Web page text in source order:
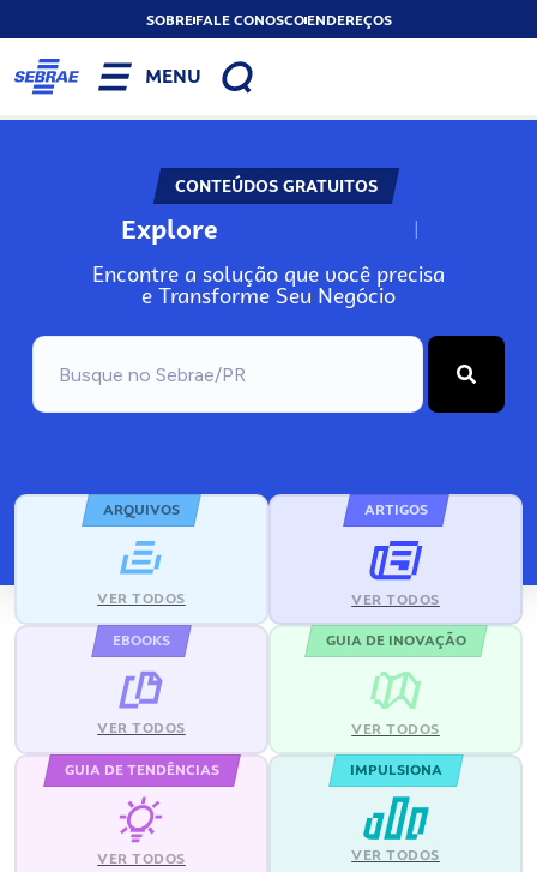
SOBREFALE CONOSCOENDEREÇOS
MENU
CONTEÚDOS GRATUITOS
Explore N
Encontre a solução que você precisa
e Transforme Seu Negócio
ARQUIVOS
VER TODOS
ARTIGOS
VER TODOS
EBOOKS
VER TODOS
GUIA DE INOVAÇÃO
VER TODOS
GUIA DE TENDÊNCIAS
VER TODOS
IMPULSIONA
VER TODOS